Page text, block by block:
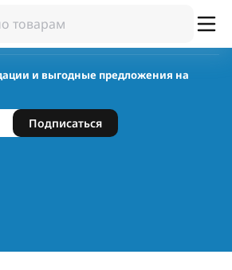
и выгодные предложения на
Подписаться